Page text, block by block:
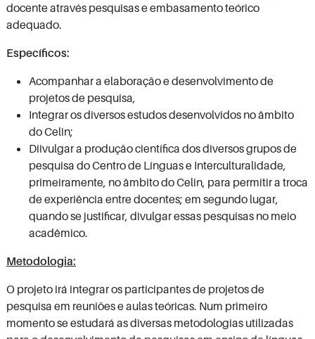
docente através pesquisas e embasamento teórico
adequado.
Específicos:
Acompanhar a elaboração e desenvolvimento de
projetos de pesquisa,
Integrar os diversos estudos desenvolvidos no âmbito
do Celin;
Diivulgar a produção científica dos diversos grupos de
pesquisa do Centro de Línguas e Interculturalidade,
primeiramente, no âmbito do Celin, para permitir a troca
de experiência entre docentes; em segundo lugar,
quando se justificar, divulgar essas pesquisas no meio
acadêmico.
Metodologia:
O projeto irá integrar os participantes de projetos de
pesquisa em reuniões e aulas teóricas. Num primeiro
momento se estudará as diversas metodologias utilizadas